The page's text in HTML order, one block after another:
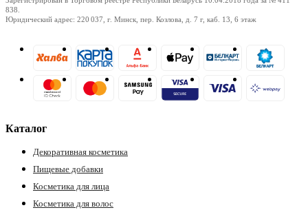
838.
Юридический адрес: 220 037, г. Минск, пер. Козлова, д. 7 г, каб. 13, 6 этаж
Каталог
Декоративная косметика
Пищевые добавки
Косметика для лица
Косметика для волос